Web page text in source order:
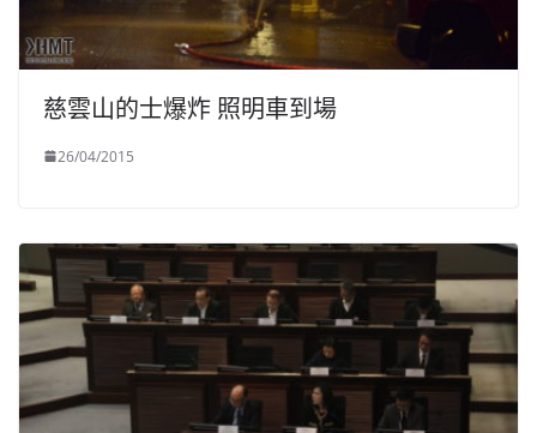
慈雲山的士爆炸 照明車到場
26/04/2015